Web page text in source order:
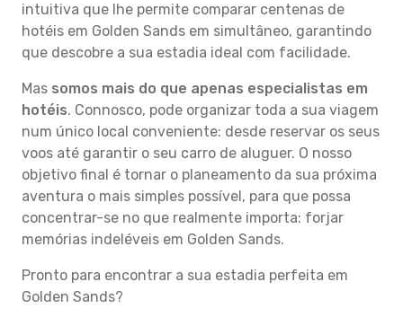
intuitiva que lhe permite comparar centenas de
hotéis em Golden Sands em simultâneo, garantindo
que descobre a sua estadia ideal com facilidade.
Mas somos mais do que apenas especialistas em
hotéis. Connosco, pode organizar toda a sua viagem
num único local conveniente: desde reservar os seus
voos até garantir o seu carro de aluguer. O nosso
objetivo final é tornar o planeamento da sua próxima
aventura o mais simples possível, para que possa
concentrar-se no que realmente importa: forjar
memórias indeléveis em Golden Sands.
Pronto para encontrar a sua estadia perfeita em
Golden Sands?